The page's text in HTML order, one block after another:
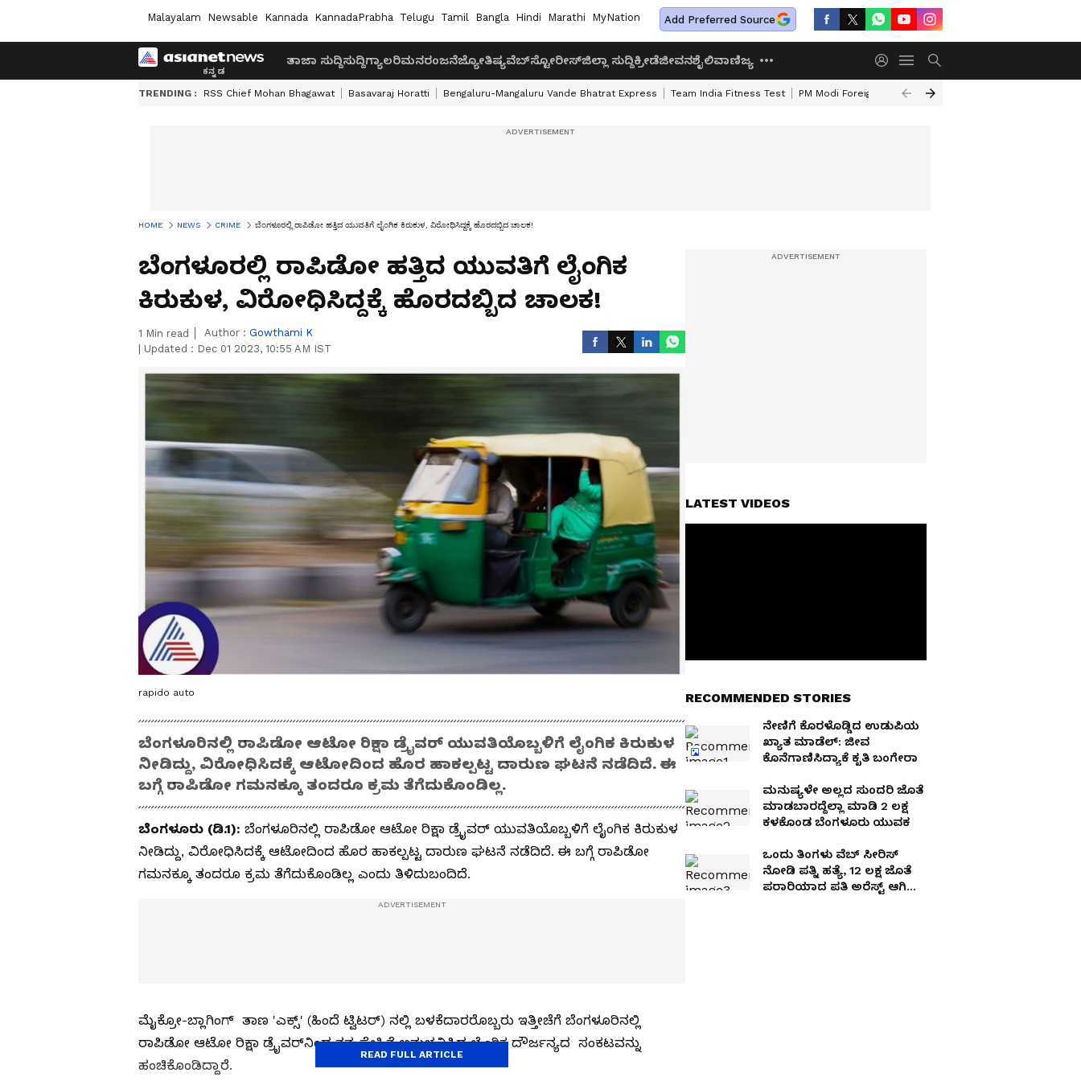
Malayalam Newsable Kannada KannadaPrabha Telugu Tamil Bangla Hindi Marathi MyNation Add Preferred Source
ತಾಜಾ ಸುದ್ದಿಸುದ್ದಿಗ್ಯಾಲರಿಮನರಂಜನೆಜ್ಯೋತಿಷ್ಯವೆಬ್‌ಸ್ಟೋರೀಸ್ಜಿಲ್ಲಾ ಸುದ್ದಿಕ್ರೀಡೆಜೀವನಶೈಲಿವಾಣಿಜ್ಯ
TRENDING : RSS Chief Mohan Bhagawat Basavaraj Horatti Bengaluru-Mangaluru Vande Bhatrat Express Team India Fitness Test PM Modi Foreign Travel Expenditure
HOME NEWS CRIME ಬೆಂಗಳೂರಲ್ಲಿ ರಾಪಿಡೋ ಹತ್ತಿದ ಯುವತಿಗೆ ಲೈಂಗಿಕ ಕಿರುಕುಳ, ವಿರೋಧಿಸಿದ್ದಕ್ಕೆ ಹೊರದಬ್ಬಿದ ಚಾಲಕ!
ಬೆಂಗಳೂರಲ್ಲಿ ರಾಪಿಡೋ ಹತ್ತಿದ ಯುವತಿಗೆ ಲೈಂಗಿಕ
ಕಿರುಕುಳ, ವಿರೋಧಿಸಿದ್ದಕ್ಕೆ ಹೊರದಬ್ಬಿದ ಚಾಲಕ!
1 Min read Author : Gowthami K
Updated : Dec 01 2023, 10:55 AM IST
rapido auto
ಬೆಂಗಳೂರಿನಲ್ಲಿ ರಾಪಿಡೋ ಆಟೋ ರಿಕ್ಷಾ ಡ್ರೈವರ್‌ ಯುವತಿಯೊಬ್ಬಳಿಗೆ ಲೈಂಗಿಕ ಕಿರುಕುಳ
ನೀಡಿದ್ದು, ವಿರೋಧಿಸಿದಕ್ಕೆ ಆಟೋದಿಂದ ಹೊರ ಹಾಕಲ್ಪಟ್ಟ ದಾರುಣ ಘಟನೆ ನಡೆದಿದೆ. ಈ
ಬಗ್ಗೆ ರಾಪಿಡೋ ಗಮನಕ್ಕೂ ತಂದರೂ ಕ್ರಮ ತೆಗೆದುಕೊಂಡಿಲ್ಲ.
ಬೆಂಗಳೂರು (ಡಿ.1): ಬೆಂಗಳೂರಿನಲ್ಲಿ ರಾಪಿಡೋ ಆಟೋ ರಿಕ್ಷಾ ಡ್ರೈವರ್‌ ಯುವತಿಯೊಬ್ಬಳಿಗೆ ಲೈಂಗಿಕ ಕಿರುಕುಳ
ನೀಡಿದ್ದು, ವಿರೋಧಿಸಿದಕ್ಕೆ ಆಟೋದಿಂದ ಹೊರ ಹಾಕಲ್ಪಟ್ಟ ದಾರುಣ ಘಟನೆ ನಡೆದಿದೆ. ಈ ಬಗ್ಗೆ ರಾಪಿಡೋ
ಗಮನಕ್ಕೂ ತಂದರೂ ಕ್ರಮ ತೆಗೆದುಕೊಂಡಿಲ್ಲ ಎಂದು ತಿಳಿದುಬಂದಿದೆ.
ಮೈಕ್ರೋ-ಬ್ಲಾಗಿಂಗ್ ತಾಣ 'ಎಕ್ಸ್' (ಹಿಂದೆ ಟ್ವಿಟರ್) ನಲ್ಲಿ ಬಳಕೆದಾರರೊಬ್ಬರು ಇತ್ತೀಚೆಗೆ ಬೆಂಗಳೂರಿನಲ್ಲಿ
ರಾಪಿಡೋ ಆಟೋ ರಿಕ್ಷಾ ಡ್ರೈವರ್‌ನಿಂದ ತನ್ನ ಸ್ನೇಹಿತೆ ಅನುಭವಿಸಿದ ಲೈಂಗಿಕ ದೌರ್ಜನ್ಯದ ಸಂಕಟವನ್ನು
ಹಂಚಿಕೊಂಡಿದ್ದಾರೆ.
READ FULL ARTICLE
LATEST VIDEOS
RECOMMENDED STORIES
ನೇಣಿಗೆ ಕೊರಳೊಡ್ಡಿದ ಉಡುಪಿಯ
ಖ್ಯಾತ ಮಾಡೆಲ್​: ಜೀವ
ಕೊನೆಗಾಣಿಸಿದ್ಯಾಕೆ ಕೃತಿ ಬಂಗೇರಾ
ಮನುಷ್ಯಳೇ ಅಲ್ಲದ ಸುಂದರಿ ಜೊತೆ
ಮಾಡಬಾರದ್ದೆಲ್ಲಾ ಮಾಡಿ 2 ಲಕ್ಷ
ಕಳಕೊಂಡ ಬೆಂಗಳೂರು ಯುವಕ
ಒಂದು ತಿಂಗಳು ವೆಬ್ ಸೀರಿಸ್
ನೋಡಿ ಪತ್ನಿ ಹತ್ಯೆ, ₹12 ಲಕ್ಷ ಜೊತೆ
ಪರಾರಿಯಾದ ಪತಿ ಅರೆಸ್ಟ್ ಆಗಿದ್ದು